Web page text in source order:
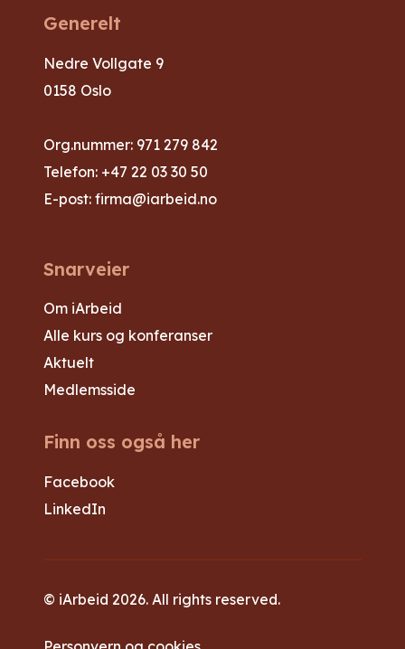
Generelt
Nedre Vollgate 9
0158 Oslo
Org.nummer: 971 279 842
Telefon: +47 22 03 30 50
E-post: firma@iarbeid.no
Snarveier
Om iArbeid
Alle kurs og konferanser
Aktuelt
Medlemsside
Finn oss også her
Facebook
LinkedIn
© iArbeid 2026. All rights reserved.